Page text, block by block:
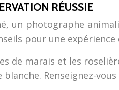
RÉUSSIE
un photographe
pour une expérience
de marais et les
blanche. Renseignez-